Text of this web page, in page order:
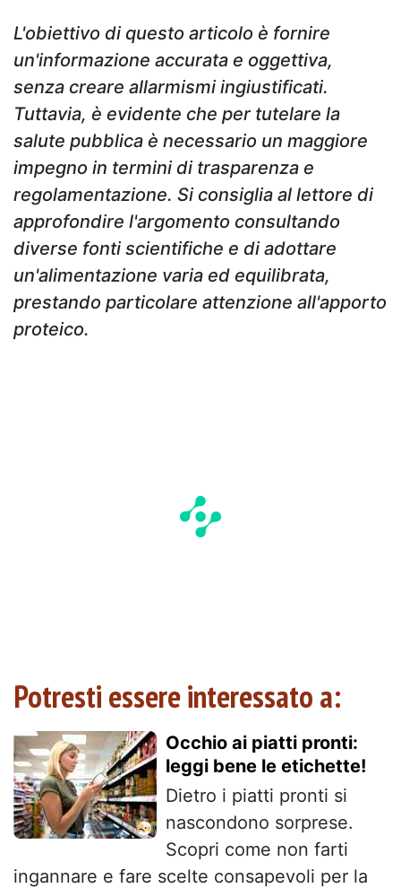
L'obiettivo di questo articolo è fornire
un'informazione accurata e oggettiva,
senza creare allarmismi ingiustificati.
Tuttavia, è evidente che per tutelare la
salute pubblica è necessario un maggiore
impegno in termini di trasparenza e
regolamentazione. Si consiglia al lettore di
approfondire l'argomento consultando
diverse fonti scientifiche e di adottare
un'alimentazione varia ed equilibrata,
prestando particolare attenzione all'apporto
proteico.
Potresti essere interessato a:
Occhio ai piatti pronti:
leggi bene le etichette!
Dietro i piatti pronti si
nascondono sorprese.
Scopri come non farti
ingannare e fare scelte consapevoli per la